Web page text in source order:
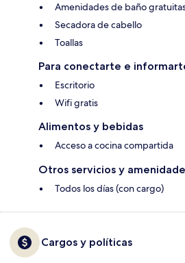
Amenidades de baño
Secadora de cabello
Toallas
Para conectarte e
Escritorio
Wifi gratis
Alimentos y bebidas
Acceso a cocina compartida
Otros servicios y
Todos los días (con cargo)
Cargos y políticas